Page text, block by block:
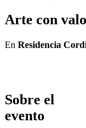
Arte con
En Residencia
Sobre el
evento